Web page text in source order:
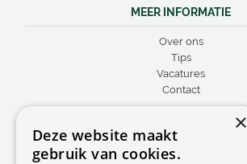
MEER INFORMATIE
Over ons
Tips
Vacatures
Contact
CONTACT
Peacock Garden Supports
×
Deze website maakt
gebruik van cookies.